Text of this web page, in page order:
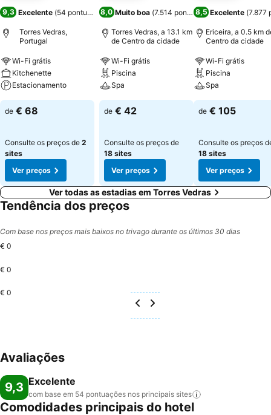
9,3 Excelente (54 pontuações)
Torres Vedras,
Portugal
Wi-Fi grátis
Kitchenette
Estacionamento
de € 68
Consulte os preços de 2
sites
Ver preços
8,0 Muito boa (7.514 pontuações)
Torres Vedras, a 13.1 km
de Centro da cidade
Wi-Fi grátis
Piscina
Spa
de € 42
Consulte os preços de
18 sites
Ver preços
8,5 Excelente (7.877
Ericeira, a 0.5 km
Centro da cidade
Wi-Fi grátis
Piscina
Spa
de € 105
Consulte os preços
18 sites
Ver preços
Ver todas as estadias em Torres Vedras
Tendência dos preços
Com base nos preços mais baixos no trivago durante os últimos 30 dias
€ 0
€ 0
€ 0
Avaliações
9,3 Excelente
com base em 54 pontuações nos principais sites
Comodidades principais do hotel